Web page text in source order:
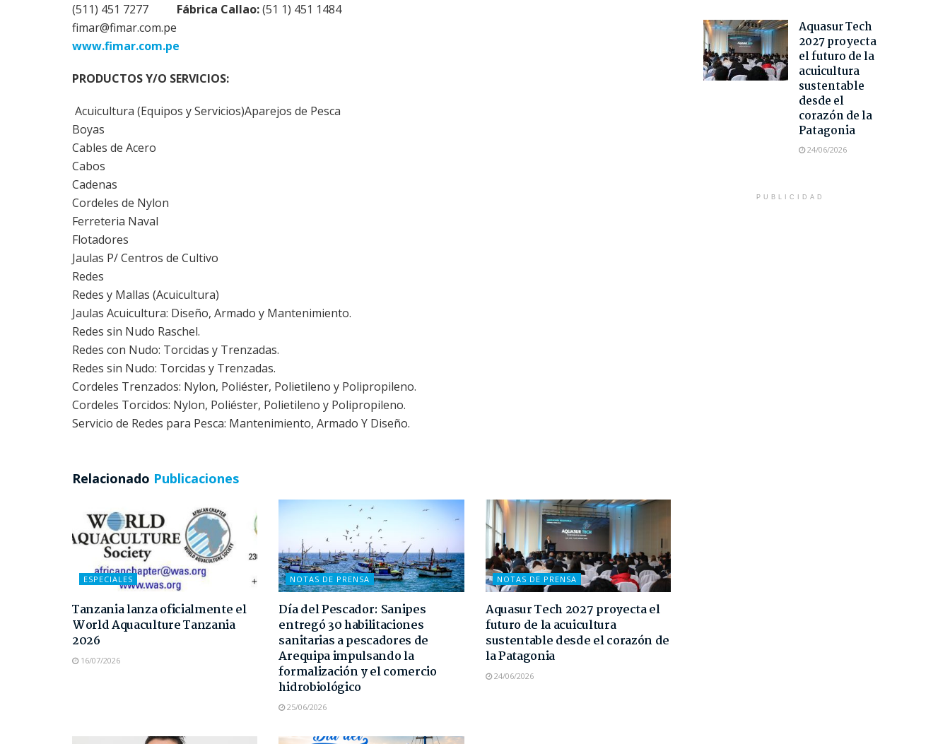
(511) 451 7277
Fábrica Callao:(51 1) 451 1484
fimar@fimar.com.pe
www.fimar.com.pe
PRODUCTOS Y/O SERVICIOS:
Acuicultura (Equipos y Servicios)Aparejos de Pesca
Boyas
Cables de Acero
Cabos
Cadenas
Cordeles de Nylon
Ferreteria Naval
Flotadores
Jaulas P/ Centros de Cultivo
Redes
Redes y Mallas (Acuicultura)
Jaulas Acuicultura: Diseño, Armado y Mantenimiento.
Redes sin Nudo Raschel.
Redes con Nudo: Torcidas y Trenzadas.
Redes sin Nudo: Torcidas y Trenzadas.
Cordeles Trenzados: Nylon, Poliéster, Polietileno y Polipropileno.
Cordeles Torcidos: Nylon, Poliéster, Polietileno y Polipropileno.
Servicio de Redes para Pesca: Mantenimiento, Armado Y Diseño.
Relacionado Publicaciones
ESPECIALES
Tanzania lanza oficialmente el
World Aquaculture Tanzania
2026
16/07/2026
NOTAS DE PRENSA
Día del Pescador: Sanipes
entregó 30 habilitaciones
sanitarias a pescadores de
Arequipa impulsando la
formalización y el comercio
hidrobiológico
25/06/2026
NOTAS DE PRENSA
Aquasur Tech 2027 proyecta el
futuro de la acuicultura
sustentable desde el corazón de
la Patagonia
24/06/2026
Aquasur Tech
2027 proyecta
el futuro de la
acuicultura
sustentable
desde el
corazón de la
Patagonia
24/06/2026
PUBLICIDAD